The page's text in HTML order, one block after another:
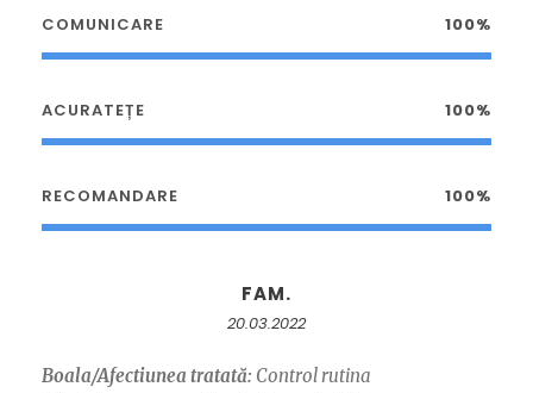
COMUNICARE 100%
ACURATEȚE 100%
RECOMANDARE 100%
FAM.
20.03.2022
Boala/Afectiunea tratată: Control rutina